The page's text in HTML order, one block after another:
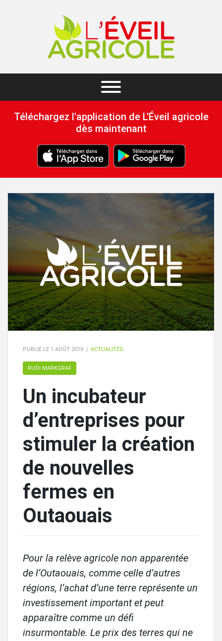
Téléchargez l'application de L'Éveil agricole
dès maintenant
PUBLIÉ LE 1 AOÛT 2018 ACTUALITÉS
RUDI MARKGRAF
Un incubateur
d’entreprises pour
stimuler la création
de nouvelles
fermes en
Outaouais
Pour la relève agricole non apparentée
de l’Outaouais, comme celle d’autres
régions, l’achat d’une terre représente un
investissement important et peut
apparaître comme un défi
insurmontable. Le prix des terres qui ne